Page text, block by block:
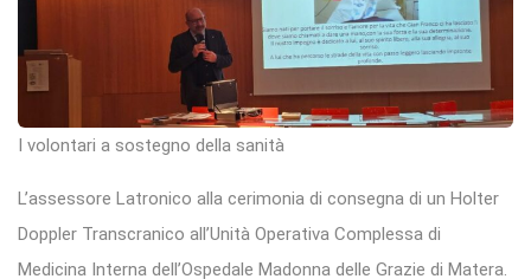
I volontari a sostegno della sanità
L’assessore Latronico alla cerimonia di consegna di un Holter
Doppler Transcranico all’Unità Operativa Complessa di
Medicina Interna dell’Ospedale Madonna delle Grazie di Matera.